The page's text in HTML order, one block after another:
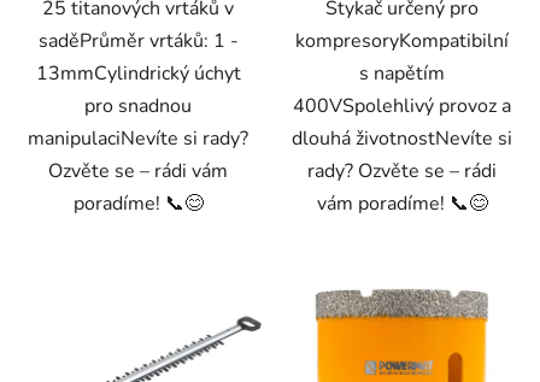
25 titanových vrtáků v
saděPrůměr vrtáků: 1 -
13mmCylindrický úchyt
pro snadnou
manipulaciNevíte si rady?
Ozvěte se – rádi vám
poradíme! 📞😊
Stykač určený pro
kompresoryKompatibilní
s napětím
400VSpolehlivý provoz a
dlouhá životnostNevíte si
rady? Ozvěte se – rádi
vám poradíme! 📞😊